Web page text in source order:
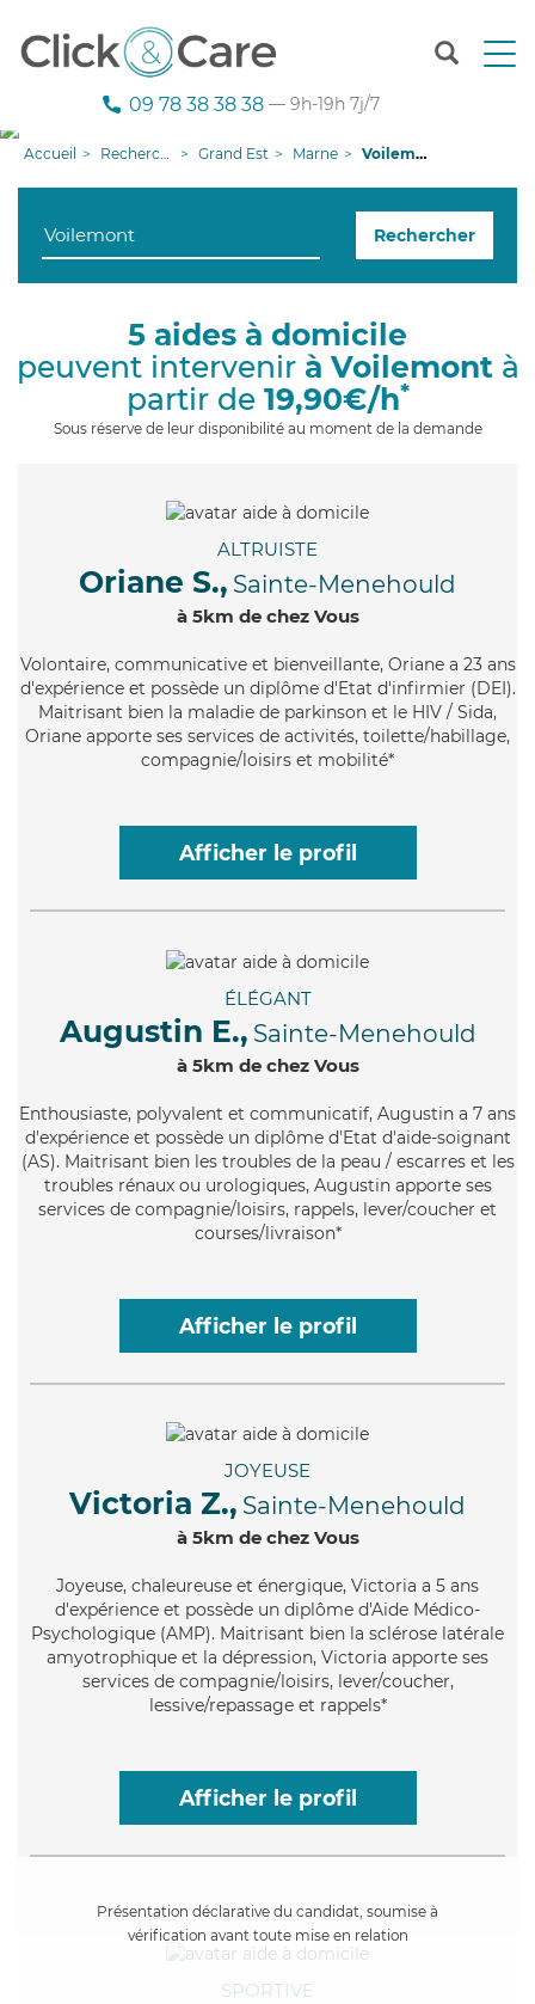
T
n
g
i
09 78 38 38 38 — 9h-19h 7j/7
Accueil Recherche aide à domicile Grand Est Marne Voilemont
Rechercher
5 aides à domicile
peuvent intervenir à Voilemontà
partir de 19,90€/h*
Sous réserve de leur disponibilité au moment de la demande
ALTRUISTE
Oriane S., Sainte-Menehould
à 5km de chez Vous
Volontaire, communicative et bienveillante, Oriane a 23 ans
d'expérience et possède un diplôme d'Etat d'infirmier (DEI).
Maitrisant bien la maladie de parkinson et le HIV / Sida,
Oriane apporte ses services de activités, toilette/habillage,
compagnie/loisirs et mobilité*
Afficher le profil
ÉLÉGANT
Augustin E., Sainte-Menehould
à 5km de chez Vous
Enthousiaste, polyvalent et communicatif, Augustin a 7 ans
d'expérience et possède un diplôme d'Etat d'aide-soignant
(AS). Maitrisant bien les troubles de la peau / escarres et les
troubles rénaux ou urologiques, Augustin apporte ses
services de compagnie/loisirs, rappels, lever/coucher et
courses/livraison*
Afficher le profil
JOYEUSE
Victoria Z., Sainte-Menehould
à 5km de chez Vous
Joyeuse, chaleureuse et énergique, Victoria a 5 ans
d'expérience et possède un diplôme d'Aide Médico-
Psychologique (AMP). Maitrisant bien la sclérose latérale
amyotrophique et la dépression, Victoria apporte ses
services de compagnie/loisirs, lever/coucher,
lessive/repassage et rappels*
Afficher le profil
Présentation déclarative du candidat, soumise à
vérification avant toute mise en relation
SPORTIVE